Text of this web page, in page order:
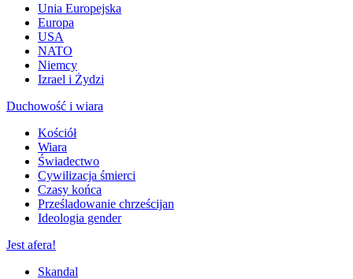
Unia Europejska
Europa
USA
NATO
Niemcy
Izrael i Żydzi
Duchowość i wiara
Kościół
Wiara
Świadectwo
Cywilizacja śmierci
Czasy końca
Prześladowanie chrześcijan
Ideologia gender
Jest afera!
Skandal